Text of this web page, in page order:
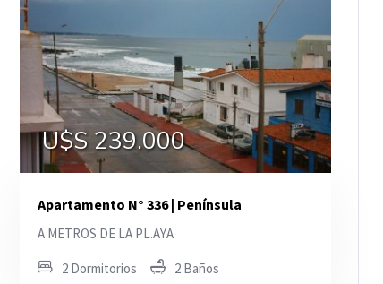
U$S 239.000
Apartamento N° 336 | Península
A METROS DE LA PL.AYA
2 Dormitorios 2 Baños